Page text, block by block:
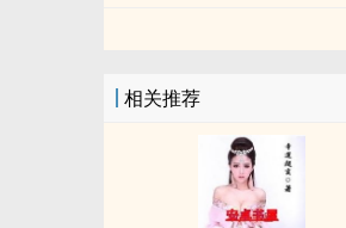
相关推荐